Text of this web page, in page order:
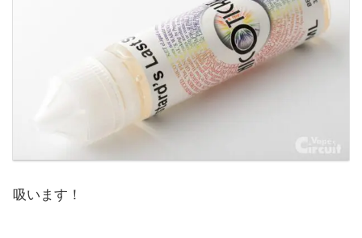
吸います！